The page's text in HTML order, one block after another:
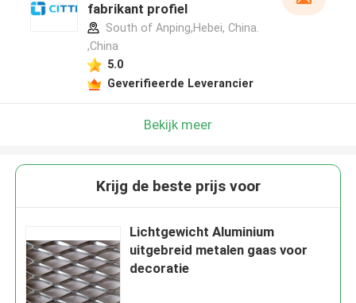
fabrikant profiel
South of Anping,Hebei, China.
,China
5.0
Geverifieerde Leverancier
Bekijk meer
Krijg de beste prijs voor
Lichtgewicht Aluminium
uitgebreid metalen gaas voor
decoratie